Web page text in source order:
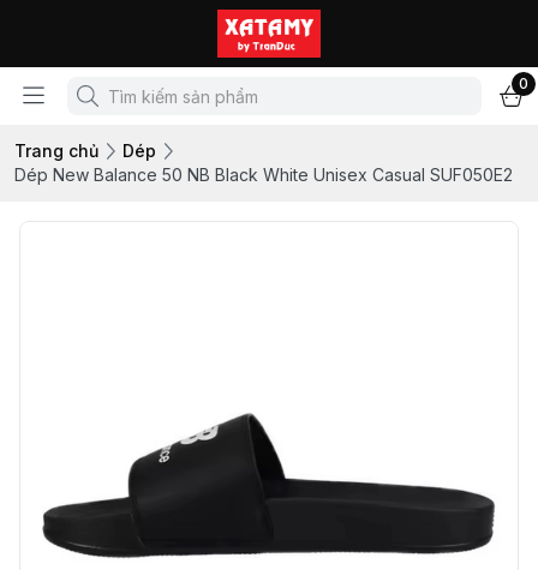
0
Trang chủ
Dép
Dép New Balance 50 NB Black White Unisex Casual SUF050E2